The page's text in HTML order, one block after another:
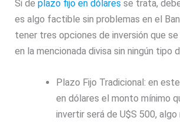
Si deplazo fijo en dólares se trata,
es algo factible sin problemas en el
tener tres opciones de inversión que
en la mencionada divisa sin ningún tipo
Plazo Fijo Tradicional: en
en dólares el monto mínimo
invertir será de U$S 500, algo